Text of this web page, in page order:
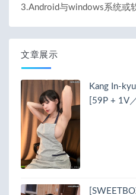
3.Android与windows系统或
文章展示
Kang In-
[59P + 1V